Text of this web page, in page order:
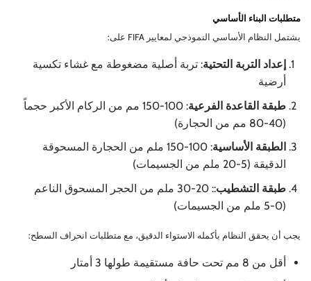
متطلبات البناء الأساسي
يشتمل النظام الأساسي النموذجي لمعايير FIFA على:
إعداد التربة التحتية: تربة أصلية مضغوطة مع غشاء تكسية
أرضية
طبقة القاعدة الفرعية
: 100-150 مم من الركام الأكبر حجماً
(40-80 مم من الحجارة)
الطبقة الأساسية
: 100-150 ملم من الحجارة المسحوقة
الدقيقة (5-20 ملم من الجسيمات)
طبقة التشطيب
:: 20-30 ملم من الحجر المسحوق الناعم
(0-5 ملم من الجسيمات)
يجب أن يحقق النظام بأكمله الاستواء الدقيق، مع متطلبات انحراف السطح:
أقل من 8 مم تحت حافة مستقيمة طولها 3 أمتار